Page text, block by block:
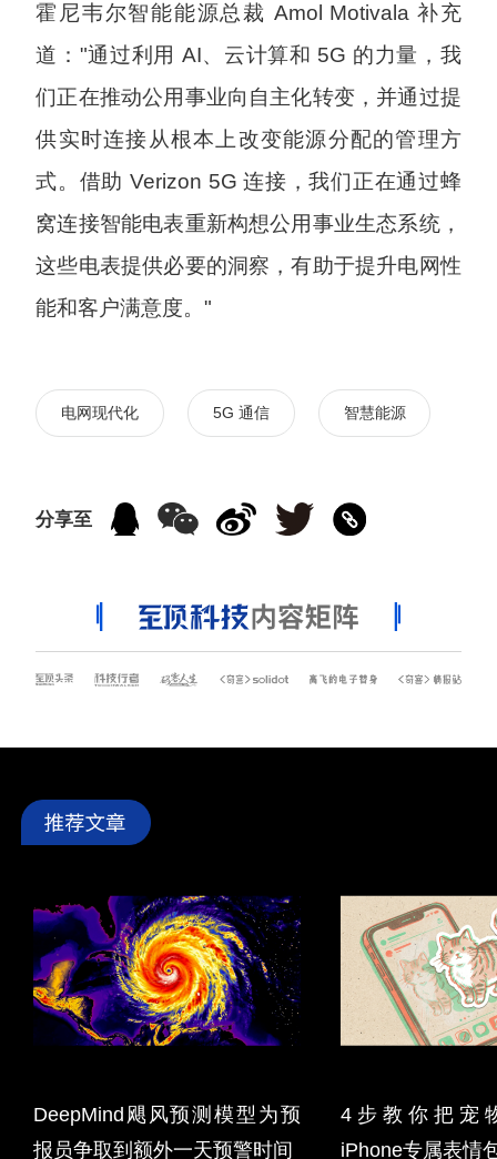
霍尼韦尔智能能源总裁 Amol Motivala 补充
道："通过利用 AI、云计算和 5G 的力量，我
们正在推动公用事业向自主化转变，并通过提
供实时连接从根本上改变能源分配的管理方
式。借助 Verizon 5G 连接，我们正在通过蜂
窝连接智能电表重新构想公用事业生态系统，
这些电表提供必要的洞察，有助于提升电网性
能和客户满意度。"
电网现代化 5G 通信 智慧能源
分享至
DeepMind飓风预测模型为预
报员争取到额外一天预警时间
4步教你把宠
iPhone专属表情